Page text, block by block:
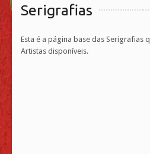
Serigrafias
Esta é a página base das Serigrafias
Artistas disponíveis.